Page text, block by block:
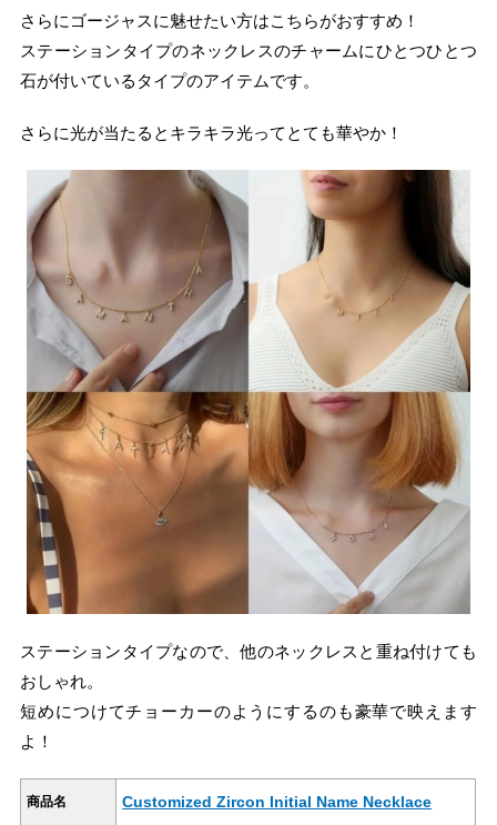
さらにゴージャスに魅せたい方はこちらがおすすめ！
ステーションタイプのネックレスのチャームにひとつひとつ
石が付いているタイプのアイテムです。
さらに光が当たるとキラキラ光ってとても華やか！
ステーションタイプなので、他のネックレスと重ね付けても
おしゃれ。
短めにつけてチョーカーのようにするのも豪華で映えます
よ！
商品名 Customized Zircon Initial Name Necklace